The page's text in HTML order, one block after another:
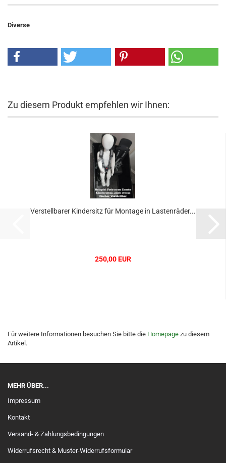
Diverse
Zu diesem Produkt empfehlen wir Ihnen:
Verstellbarer Kindersitz für Montage in Lastenräder...
250,00 EUR
Für weitere Informationen besuchen Sie bitte die Homepage zu diesem
Artikel.
MEHR ÜBER...
Impressum
Kontakt
Versand- & Zahlungsbedingungen
Widerrufsrecht & Muster-Widerrufsformular